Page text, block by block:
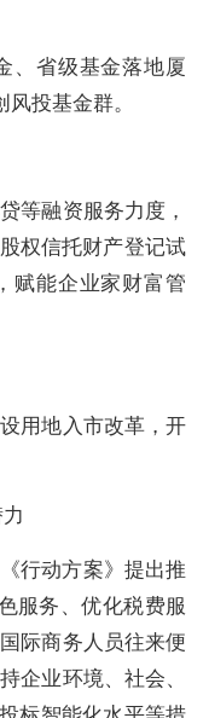
省级基金落地厦
投基金群。
融资服务力度，
权信托财产登记试
赋能企业家财富管
用地入市改革，开
行动方案》提出推
服务、优化税费服
际商务人员往来便
企业环境、社会、